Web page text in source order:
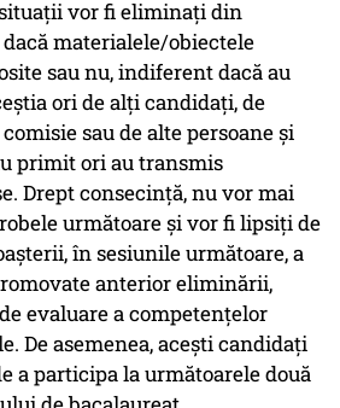
vor fi eliminaţi din
materialele/obiectele
sau nu, indiferent dacă au
ori de alţi candidaţi, de
sau de alte persoane şi
primit ori au transmis
Drept consecinţă, nu vor mai
următoare şi vor fi lipsiţi de
în sesiunile următoare, a
anterior eliminării,
evaluare a competenţelor
De asemenea, aceşti candidaţi
a participa la următoarele două